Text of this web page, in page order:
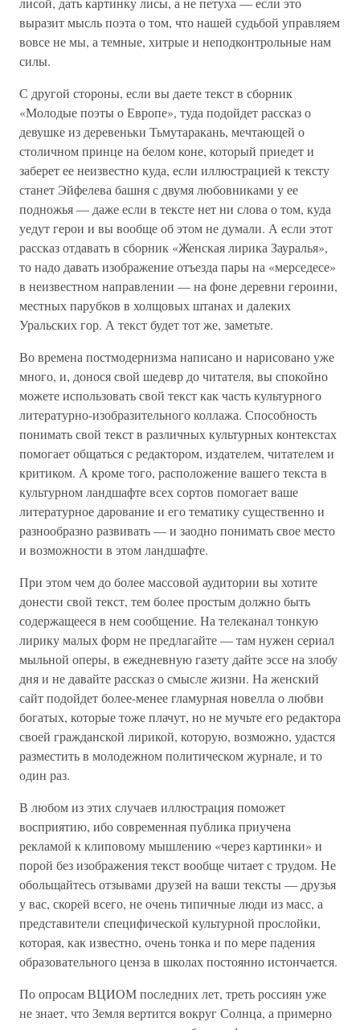
выразит мысль поэта о том, что нашей судьбой управляем
вовсе не мы, а темные, хитрые и неподконтрольные нам
силы.
С другой стороны, если вы даете текст в сборник
«Молодые поэты о Европе», туда подойдет рассказ о
девушке из деревеньки Тьмутаракань, мечтающей о
столичном принце на белом коне, который приедет и
заберет ее неизвестно куда, если иллюстрацией к тексту
станет Эйфелева башня с двумя любовниками у ее
подножья — даже если в тексте нет ни слова о том, куда
уедут герои и вы вообще об этом не думали. А если этот
рассказ отдавать в сборник «Женская лирика Зауралья»,
то надо давать изображение отъезда пары на «мерседесе»
в неизвестном направлении — на фоне деревни героини,
местных парубков в холщовых штанах и далеких
Уральских гор. А текст будет тот же, заметьте.
Во времена постмодернизма написано и нарисовано уже
много, и, донося свой шедевр до читателя, вы спокойно
можете использовать свой текст как часть культурного
литературно-изобразительного коллажа. Способность
понимать свой текст в различных культурных контекстах
помогает общаться с редактором, издателем, читателем и
критиком. А кроме того, расположение вашего текста в
культурном ландшафте всех сортов помогает ваше
литературное дарование и его тематику существенно и
разнообразно развивать — и заодно понимать свое место
и возможности в этом ландшафте.
При этом чем до более массовой аудитории вы хотите
донести свой текст, тем более простым должно быть
содержащееся в нем сообщение. На телеканал тонкую
лирику малых форм не предлагайте — там нужен сериал
мыльной оперы, в ежедневную газету дайте эссе на злобу
дня и не давайте рассказ о смысле жизни. На женский
сайт подойдет более-менее гламурная новелла о любви
богатых, которые тоже плачут, но не мучьте его редактора
своей гражданской лирикой, которую, возможно, удастся
разместить в молодежном политическом журнале, и то
один раз.
В любом из этих случаев иллюстрация поможет
восприятию, ибо современная публика приучена
рекламой к клиповому мышлению «через картинки» и
порой без изображения текст вообще читает с трудом. Не
обольщайтесь отзывами друзей на ваши тексты — друзья
у вас, скорей всего, не очень типичные люди из масс, а
представители специфической культурной прослойки,
которая, как известно, очень тонка и по мере падения
образовательного ценза в школах постоянно истончается.
По опросам ВЦИОМ последних лет, треть россиян уже
не знает, что Земля вертится вокруг Солнца, а примерно